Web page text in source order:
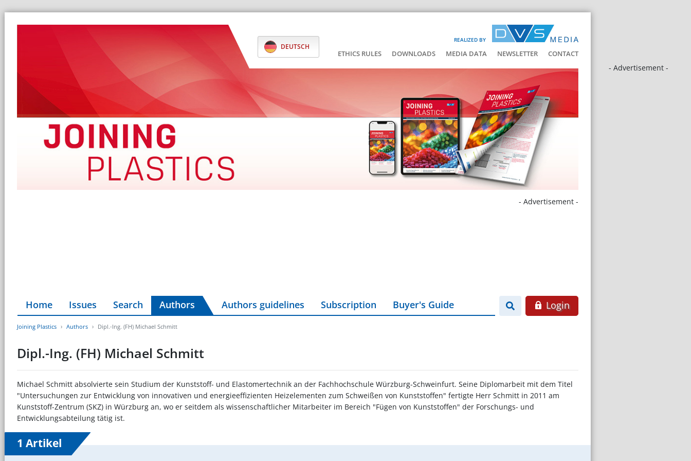
REALIZED BY
DEUTSCH
ETHICS RULES DOWNLOADS MEDIA DATA NEWSLETTER CONTACT
- Advertisement -
- Advertisement -
Home Issues Search Authors Authors guidelines Subscription Buyer's Guide Login
Joining Plastics Authors Dipl.-Ing. (FH) Michael Schmitt
Dipl.-Ing. (FH) Michael Schmitt
Michael Schmitt absolvierte sein Studium der Kunststoff- und Elastomertechnik an der Fachhochschule Würzburg-Schweinfurt. Seine Diplomarbeit mit dem Titel
"Untersuchungen zur Entwicklung von innovativen und energieeffizienten Heizelementen zum Schweißen von Kunststoffen" fertigte Herr Schmitt in 2011 am
Kunststoff-Zentrum (SKZ) in Würzburg an, wo er seitdem als wissenschaftlicher Mitarbeiter im Bereich "Fügen von Kunststoffen" der Forschungs- und
Entwicklungsabteilung tätig ist.
1 Artikel